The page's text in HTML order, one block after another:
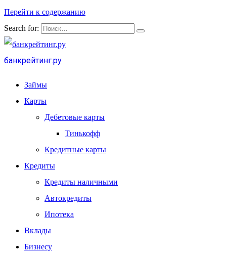
Перейти к содержанию
Search for:
банкрейтинг.ру
Займы
Карты
Дебетовые карты
Тинькофф
Кредитные карты
Кредиты
Кредиты наличными
Автокредиты
Ипотека
Вклады
Бизнесу